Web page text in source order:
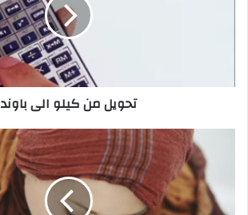
تحويل من كيلو الى باوند